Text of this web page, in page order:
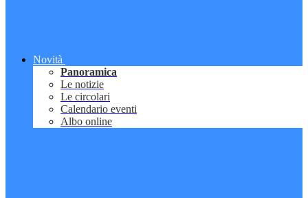
Novità
Panoramica
Le notizie
Le circolari
Calendario eventi
Albo online